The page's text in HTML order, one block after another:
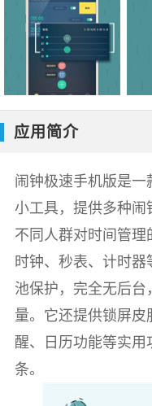
应用简介
闹钟极速手机版是
小工具，提供多种闹
不同人群对时间管
时钟、秒表、计时
池保护，完全无后
量。它还提供锁屏
醒、日历功能等实
条。